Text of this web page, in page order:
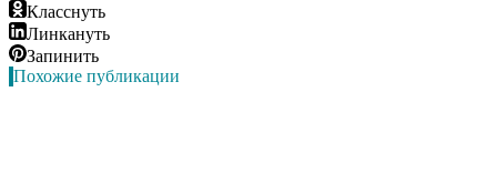
Класснуть
Линкануть
Запинить
Похожие публикации